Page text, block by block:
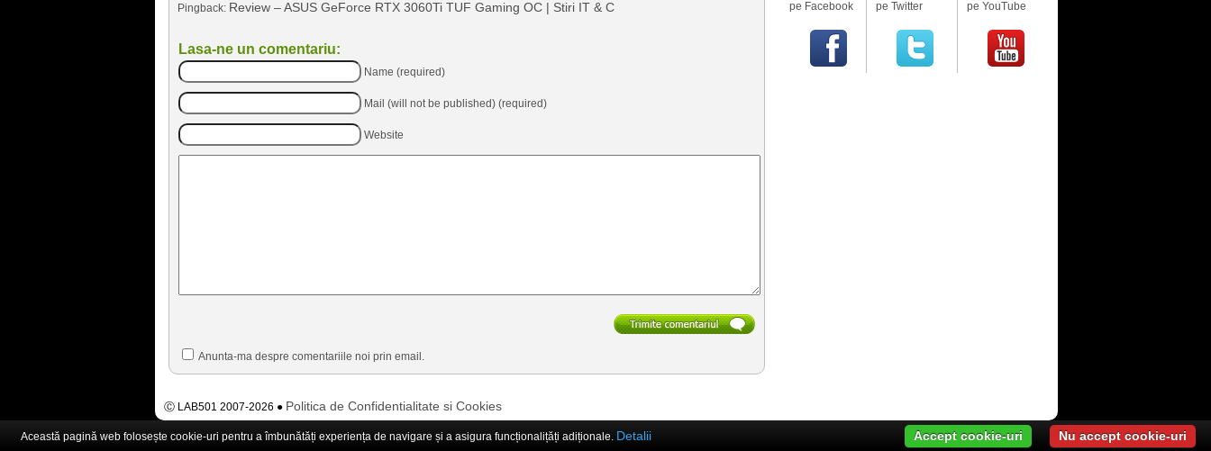
Pingback: Review – ASUS GeForce RTX 3060Ti TUF Gaming OC | Stiri IT & C
Lasa-ne un comentariu:
Name (required)
Mail (will not be published) (required)
Website
Anunta-ma despre comentariile noi prin email.
pe Facebook
pe Twitter
pe YouTube
Ⓒ LAB501 2007-2026 ● Politica de Confidentialitate si Cookies
Această pagină web folosește cookie-uri pentru a îmbunătăți experiența de navigare și a asigura funcționalițăți adiționale. Detalii Nu accept cookie-uri
Accept cookie-uri